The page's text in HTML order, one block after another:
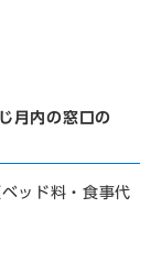
月内の窓口の
ッド料・食事代